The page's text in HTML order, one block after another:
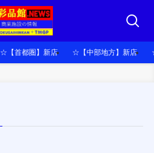
☆【首都圏】新店 ☆【中部地方】新店